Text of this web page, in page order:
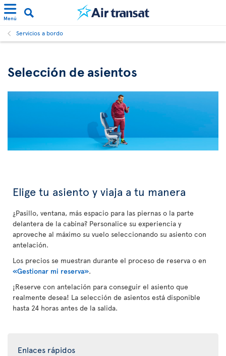
Menú
Servicios a bordo
Selección de asientos
Elige tu asiento y viaja a tu manera
¿Pasillo, ventana, más espacio para las piernas o la parte
delantera de la cabina? Personalice su experiencia y
aproveche al máximo su vuelo seleccionando su asiento con
antelación.
Los precios se muestran durante el proceso de reserva o en
«Gestionar mi reserva».
¡Reserve con antelación para conseguir el asiento que
realmente desea! La selección de asientos está disponible
hasta 24 horas antes de la salida.
Enlaces rápidos